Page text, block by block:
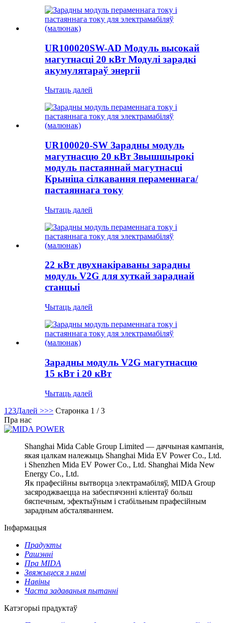
UR100020SW-AD Модуль высокай
магутнасці 20 кВт Модулі зарадкі
акумулятараў энергіі
Чытаць далей
UR100020-SW Зарадны модуль
магутнасцю 20 кВт Звышшырокі
модуль пастаяннай магутнасці
Крыніца сілкавання пераменнага/
пастаяннага току
Чытаць далей
22 кВт двухнакіраваны зарадны
модуль V2G для хуткай зараднай
станцыі
Чытаць далей
Зарадны модуль V2G магутнасцю
15 кВт і 20 кВт
Чытаць далей
1 23Далей >>> Старонка 1 / 3
Пра нас
Shanghai Mida Cable Group Limited — даччыная кампанія,
якая цалкам належыць Shanghai Mida EV Power Co., Ltd.
і Shenzhen Mida EV Power Co., Ltd. Shanghai Mida New
Energy Co., Ltd.
Як прафесійны вытворца электрамабіляў, MIDA Group
засяроджваецца на забеспячэнні кліентаў больш
бяспечным, эфектыўным і стабільным прафесійным
зарадным абсталяваннем.
Інфармацыя
Прадукты
Рашэнні
Пра MIDA
Звяжыцеся з намі
Навіны
Часта задаваныя пытанні
Катэгорыі прадуктаў